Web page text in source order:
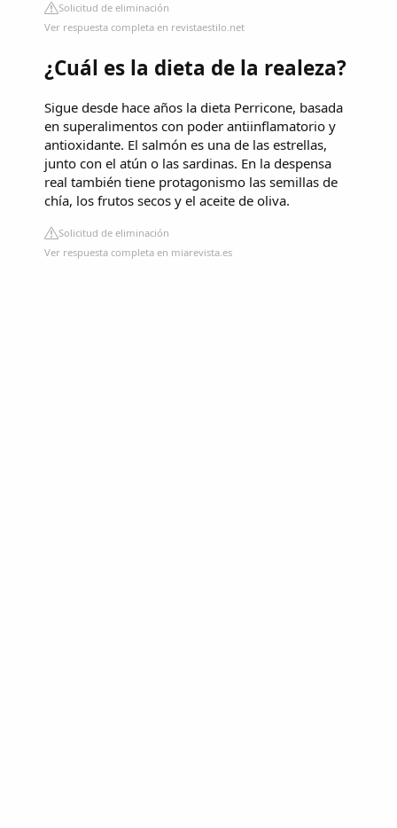
Solicitud de eliminación
Ver respuesta completa en revistaestilo.net
¿Cuál es la dieta de la realeza?
Sigue desde hace años la dieta Perricone, basada
en superalimentos con poder antiinflamatorio y
antioxidante. El salmón es una de las estrellas,
junto con el atún o las sardinas. En la despensa
real también tiene protagonismo las semillas de
chía, los frutos secos y el aceite de oliva.
Solicitud de eliminación
Ver respuesta completa en miarevista.es